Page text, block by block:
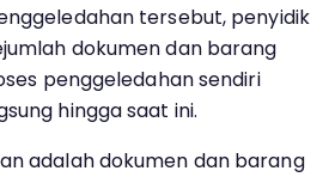
tersebut, penyidik
dokumen dan barang
penggeledahan sendiri
hingga saat ini.
adalah dokumen dan barang